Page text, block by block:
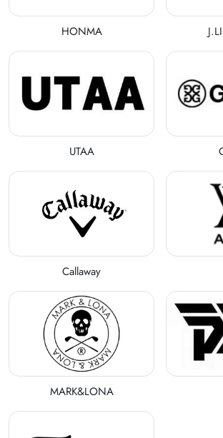
HONMA
UTAA
Callaway
MARK&LONA